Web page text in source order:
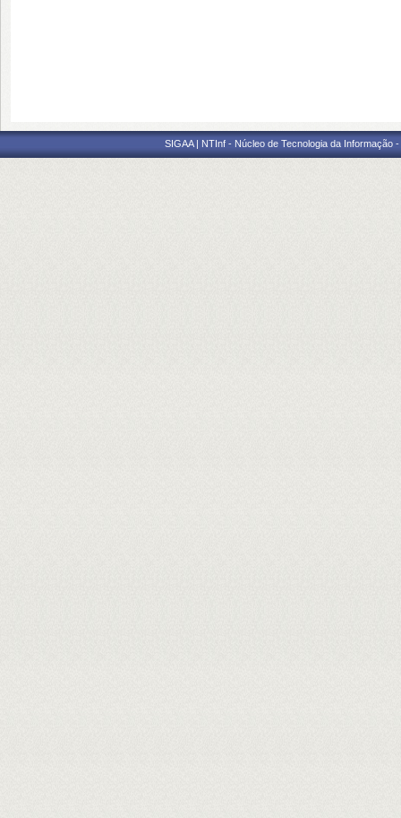
SIGAA | NTInf - Núcleo de Tecnologia da